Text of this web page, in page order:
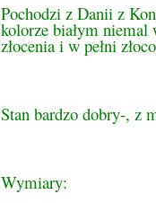
Pochodzi z Danii z
kolorze białym
złocenia i w pełni
Stan bardzo dobry-, z
Wymiary: